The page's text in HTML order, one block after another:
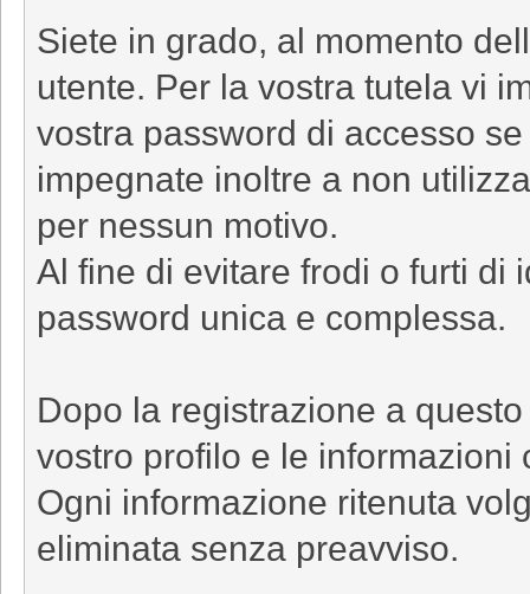
Siete in grado, al momento
utente. Per la vostra tutela vi
vostra password di accesso
impegnate inoltre a non
per nessun motivo.
Al fine di evitare frodi o furti di
password unica e complessa.
Dopo la registrazione a
vostro profilo e le informazioni
Ogni informazione ritenuta
eliminata senza preavviso.